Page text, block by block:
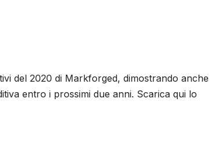
del 2020 di Markforged, dimostrando anche
entro i prossimi due anni. Scarica qui lo